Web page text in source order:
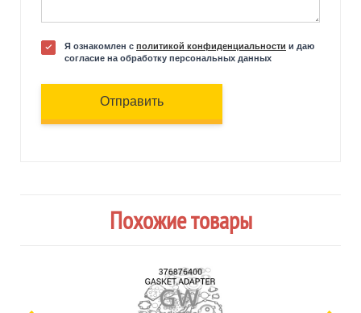
Я ознакомлен с политикой конфиденциальности и даю
согласие на обработку персональных данных
Отправить
Похожие товары